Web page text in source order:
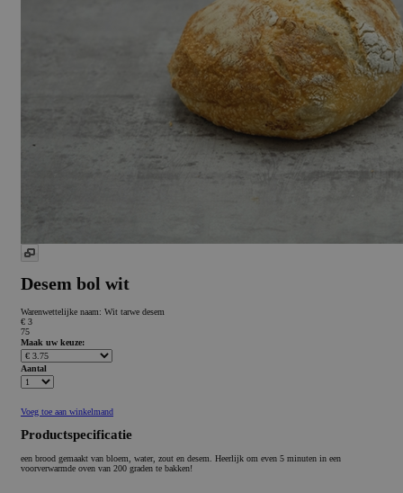
Desem bol wit
Warenwettelijke naam: Wit tarwe desem
€ 3
75
Maak uw keuze:
Aantal
Voeg toe aan winkelmand
Productspecificatie
een brood gemaakt van bloem, water, zout en desem. Heerlijk om even 5 minuten in een
voorverwarmde oven van 200 graden te bakken!